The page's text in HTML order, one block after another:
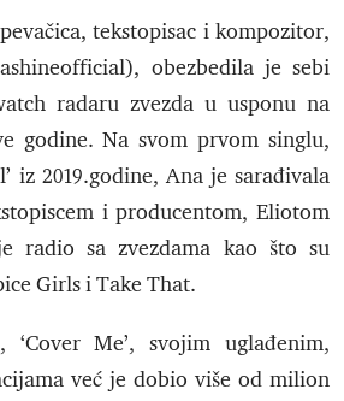
tekstopisac i kompozitor,
obezbedila je sebi
radaru zvezda u usponu na
godine. Na svom prvom singlu,
iz 2019.godine, Ana je sarađivala
i producentom, Eliotom
radio sa zvezdama kao što su
Girls i Take That.
‘Cover Me’, svojim uglađenim,
već je dobio više od milion